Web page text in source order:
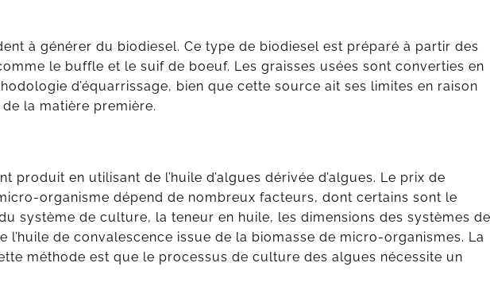
à générer du biodiesel. Ce type de biodiesel est préparé à partir des
le buffle et le suif de boeuf. Les graisses usées sont converties en
d’équarrissage, bien que cette source ait ses limites en raison
la matière première.
produit en utilisant de l’huile d’algues dérivée d’algues. Le prix de
organisme dépend de nombreux facteurs, dont certains sont le
système de culture, la teneur en huile, les dimensions des systèmes de
l’huile de convalescence issue de la biomasse de micro-organismes. La
méthode est que le processus de culture des algues nécessite un